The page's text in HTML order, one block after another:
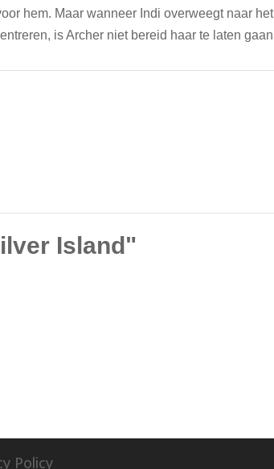
hem. Maar wanneer Indi overweegt naar het
is Archer niet bereid haar te laten
Island"
Policy